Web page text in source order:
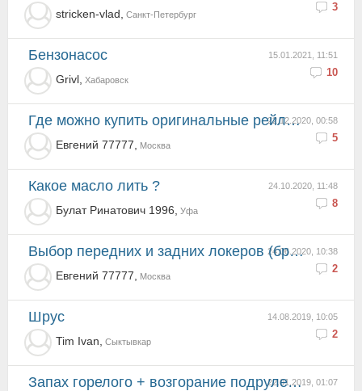
3
stricken-vlad, Санкт-Петербург
15.01.2021, 11:51
10
Бензонасос
Grivl, Хабаровск
22.12.2020, 00:58
5
Где можно купить оригинальные рейлинги с поперечинами на рено кангоо 2 2009 год.
Евгений 77777, Москва
24.10.2020, 11:48
8
Какое масло лить ?
Булат Ринатович 1996, Уфа
24.06.2020, 10:38
2
Выбор передних и задних локеров (брузговиков)
Евгений 77777, Москва
14.08.2019, 10:05
2
Шрус
Tim Ivan, Сыктывкар
22.01.2019, 01:07
Запах горелого + возгорание подрулевых переключателей